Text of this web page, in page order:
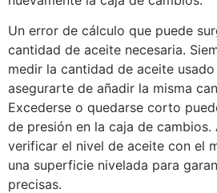
Un error de cálculo que puede
cantidad de aceite necesaria.
medir la cantidad de aceite
asegurarte de añadir la misma
Excederse o quedarse corto
de presión en la caja de cambios.
verificar el nivel de aceite con el
una superficie nivelada para
precisas.